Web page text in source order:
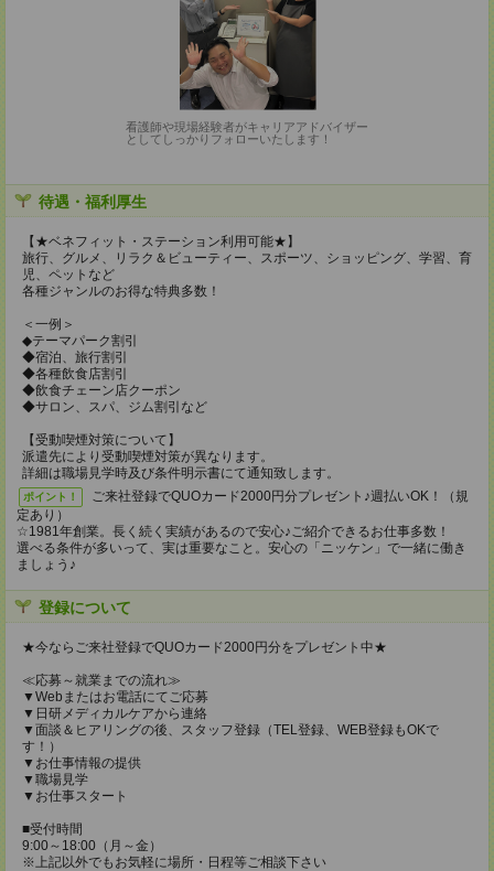
看護師や現場経験者がキャリアアドバイザー
としてしっかりフォローいたします！
待遇・福利厚生
【★ベネフィット・ステーション利用可能★】
旅行、グルメ、リラク＆ビューティー、スポーツ、ショッピング、学習、育
児、ペットなど
各種ジャンルのお得な特典多数！
＜一例＞
◆テーマパーク割引
◆宿泊、旅行割引
◆各種飲食店割引
◆飲食チェーン店クーポン
◆サロン、スパ、ジム割引など
【受動喫煙対策について】
派遣先により受動喫煙対策が異なります。
詳細は職場見学時及び条件明示書にて通知致します。
ポイント！
ご来社登録でQUOカード2000円分プレゼント♪週払いOK！（規
定あり）
☆1981年創業。長く続く実績があるので安心♪ご紹介できるお仕事多数！
選べる条件が多いって、実は重要なこと。安心の「ニッケン」で一緒に働き
ましょう♪
登録について
★今ならご来社登録でQUOカード2000円分をプレゼント中★
≪応募～就業までの流れ≫
▼Webまたはお電話にてご応募
▼日研メディカルケアから連絡
▼面談＆ヒアリングの後、スタッフ登録（TEL登録、WEB登録もOKで
す！）
▼お仕事情報の提供
▼職場見学
▼お仕事スタート
■受付時間
9:00～18:00（月～金）
※上記以外でもお気軽に場所・日程等ご相談下さい